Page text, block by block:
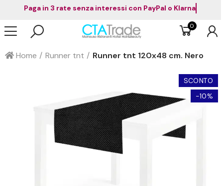
Paga in 3 rate senza interessi con PayPal o Klarna
0
Home Runner tnt Runner tnt 120x48 cm. Nero
SCONTO
-10%